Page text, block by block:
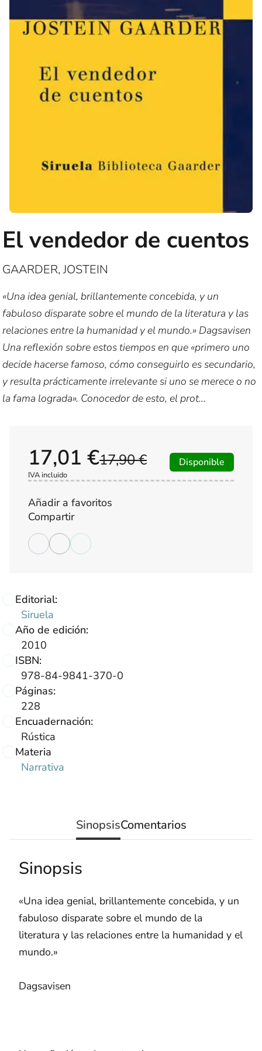
El vendedor de cuentos
GAARDER, JOSTEIN
«Una idea genial, brillantemente concebida, y un
fabuloso disparate sobre el mundo de la literatura y las
relaciones entre la humanidad y el mundo.» Dagsavisen
Una reflexión sobre estos tiempos en que «primero uno
decide hacerse famoso, cómo conseguirlo es secundario,
y resulta prácticamente irrelevante si uno se merece o no
la fama lograda». Conocedor de esto, el prot...
Editorial:
Siruela
Año de edición:
2010
ISBN:
978-84-9841-370-0
Páginas:
228
Encuadernación:
Rústica
Materia
Narrativa
17,90 €
17,01 €
IVA incluido
Disponible
Añadir a favoritos
Compartir
SinopsisComentarios
Sinopsis
«Una idea genial, brillantemente concebida, y un
fabuloso disparate sobre el mundo de la
literatura y las relaciones entre la humanidad y el
mundo.»
Dagsavisen